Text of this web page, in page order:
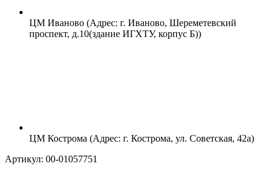
ЦМ Иваново (Адрес: г. Иваново, Шереметевский
проспект, д.10(здание ИГХТУ, корпус Б))
ЦМ Кострома (Адрес: г. Кострома, ул. Советская, 42а)
Артикул: 00-01057751